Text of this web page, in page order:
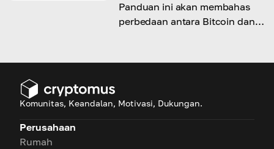
Panduan ini akan membahas
perbedaan antara Bitcoin dan
cocok untuk Anda!
Komunitas, Keandalan, Motivasi, Dukungan.
Perusahaan
Rumah